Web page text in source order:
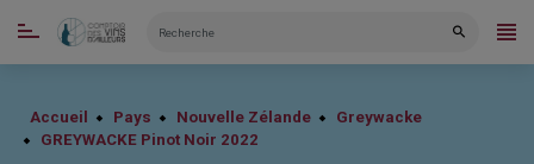
CATÉGORIES
Accueil Pays Nouvelle Zélande
Greywacke
GREYWACKE Pinot Noir 2022